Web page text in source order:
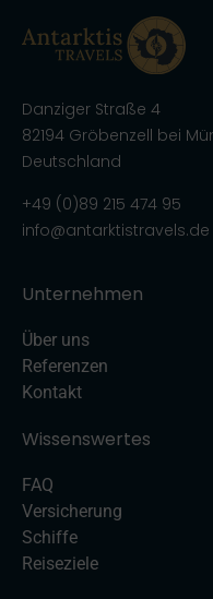
Danziger Straße 4
82194 Gröbenzell bei
Deutschland
+49 (0)89 215 474 95
info@antarktistravels.de
Unternehmen
Über uns
Referenzen
Kontakt
Wissenswertes
FAQ
Versicherung
Schiffe
Reiseziele